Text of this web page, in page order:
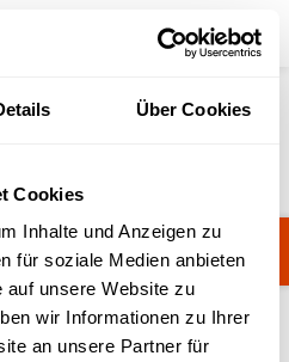
Über Cookies
Cookies
Inhalte und Anzeigen zu
für soziale Medien anbieten
auf unsere Website zu
wir Informationen zu Ihrer
an unsere Partner für
Login
Kategorie ändern